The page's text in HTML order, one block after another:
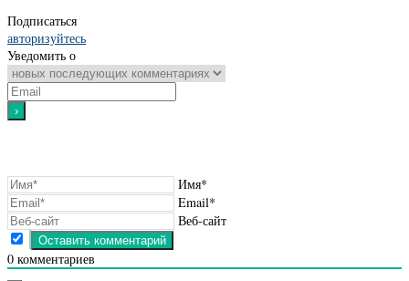
Подписаться
авторизуйтесь
Уведомить о
Имя*
Email*
Веб-сайт
0 комментариев